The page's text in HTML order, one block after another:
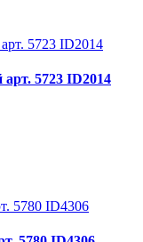
5723 ID2014